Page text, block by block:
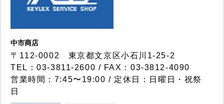
中市商店
〒112-0002 東京都文京区小石川1-25-2
TEL：03-3811-2600 / FAX：03-3812-4090
営業時間：7:45〜19:00 / 定休日：日曜日・祝祭
日